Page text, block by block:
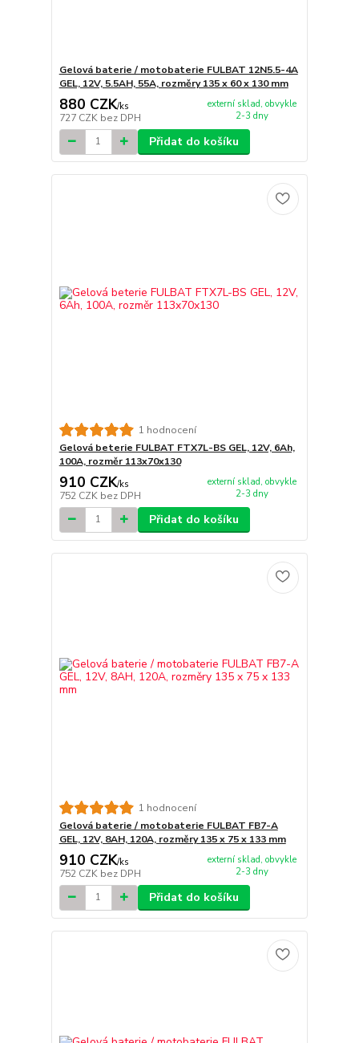
Gelová baterie / motobaterie FULBAT 12N5.5-4A
GEL, 12V, 5.5AH, 55A, rozměry 135 x 60 x 130 mm
880 CZK/ks
727 CZK bez DPH
externí sklad, obvykle
2-3 dny
Přidat do košíku
1 hodnocení
Gelová beterie FULBAT FTX7L-BS GEL, 12V, 6Ah,
100A, rozměr 113x70x130
910 CZK/ks
752 CZK bez DPH
externí sklad, obvykle
2-3 dny
Přidat do košíku
1 hodnocení
Gelová baterie / motobaterie FULBAT FB7-A
GEL, 12V, 8AH, 120A, rozměry 135 x 75 x 133 mm
910 CZK/ks
752 CZK bez DPH
externí sklad, obvykle
2-3 dny
Přidat do košíku